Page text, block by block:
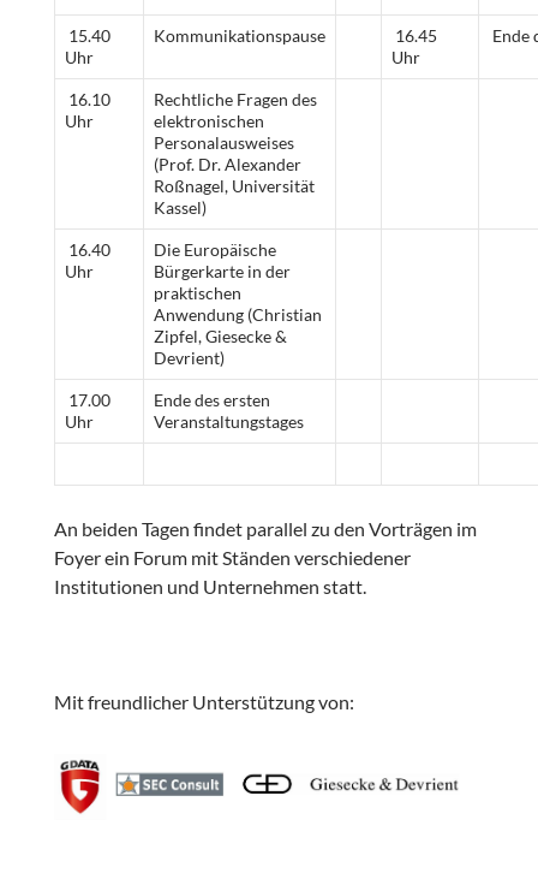
15.40
Uhr
Kommunikationspause
16.45
Uhr
Ende
16.10
Uhr
Rechtliche Fragen des
elektronischen
Personalausweises
(Prof. Dr. Alexander
Roßnagel, Universität
Kassel)
16.40
Uhr
Die Europäische
Bürgerkarte in der
praktischen
Anwendung (Christian
Zipfel, Giesecke &
Devrient)
17.00
Uhr
Ende des ersten
Veranstaltungstages
An beiden Tagen findet parallel zu den Vorträgen im
Foyer ein Forum mit Ständen verschiedener
Institutionen und Unternehmen statt.
Mit freundlicher Unterstützung von: